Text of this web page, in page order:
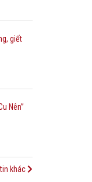
giết
Nên”
khác